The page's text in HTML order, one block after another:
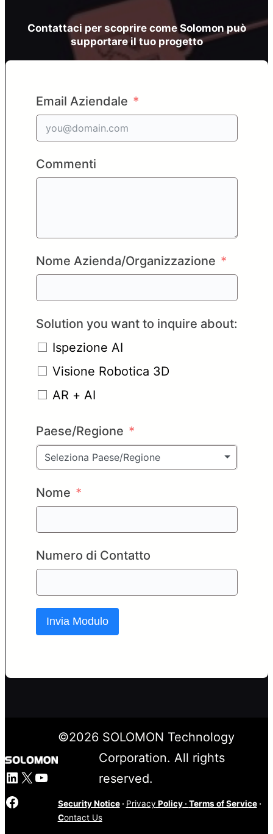
Contattaci per scoprire come Solomon può
supportare il tuo progetto
Email Aziendale
Commenti
Nome Azienda/Organizzazione
Solution you want to inquire about:
Ispezione AI
Visione Robotica 3D
AR + AI
Paese/Regione
Seleziona Paese/Regione
Nome
Numero di Contatto
Invia Modulo
LinkedIn
X YouTube
©2026SOLOMON Technology
Corporation. All rights
reserved.
Security Notice· Privacy Policy· Terms of Service·
Contact Us